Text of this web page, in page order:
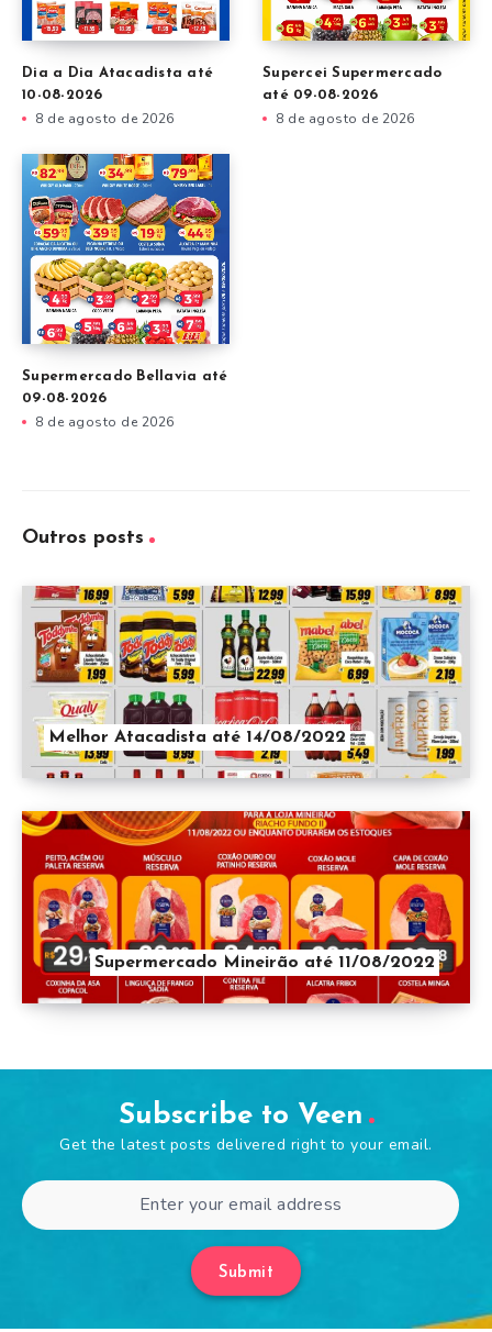
Dia a Dia Atacadista até
10-08-2026
8 de agosto de 2026
Supercei Supermercado
até 09-08-2026
8 de agosto de 2026
Supermercado Bellavia até
09-08-2026
8 de agosto de 2026
Outros posts
Melhor Atacadista até 14/08/2022
Supermercado Mineirão até 11/08/2022
Subscribe to Veen
Get the latest posts delivered right to your email.
Submit